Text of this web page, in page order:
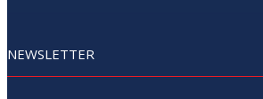
NEWSLETTER